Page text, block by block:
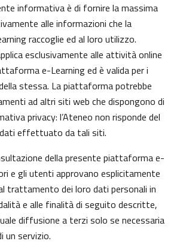
informativa è di fornire la massima
alle informazioni che la
raccoglie ed al loro utilizzo.
esclusivamente alle attività online
e-Learning ed è valida per i
stessa. La piattaforma potrebbe
ad altri siti web che dispongono di
privacy: l’Ateneo non risponde del
effettuato da tali siti.
della presente piattaforma e-
e gli utenti approvano esplicitamente
trattamento dei loro dati personali in
e alle finalità di seguito descritte,
diffusione a terzi solo se necessaria
un servizio.